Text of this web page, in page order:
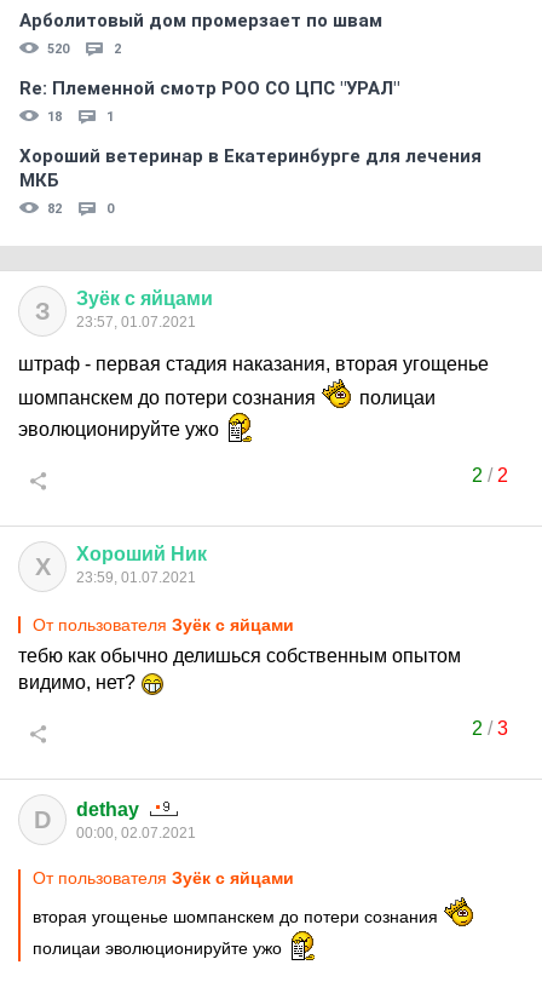
Арболитовый дом промерзает по швам
520 2
Re: Племеннoй смoтр РOO CO ЦПС "УРАЛ"
18 1
Хороший ветеринар в Екатеринбурге для лечения
МКБ
82 0
З Зуёк с яйцами
23:57, 01.07.2021
штраф - первая стадия наказания, вторая угощенье
шомпанскем до потери сознания
полицаи
эволюционируйте ужо
2 / 2
Х Хороший Ник
23:59, 01.07.2021
От пользователя Зуёк с яйцами
тебю как обычно делишься собственным опытом
видимо, нет?
2 /3
D dethay
00:00, 02.07.2021
От пользователя Зуёк с яйцами
вторая угощенье шомпанскем до потери сознания
полицаи эволюционируйте ужо